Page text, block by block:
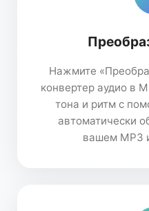
Нажмите
конвертер аудио в
тона и ритм с
автоматически
вашем MP3